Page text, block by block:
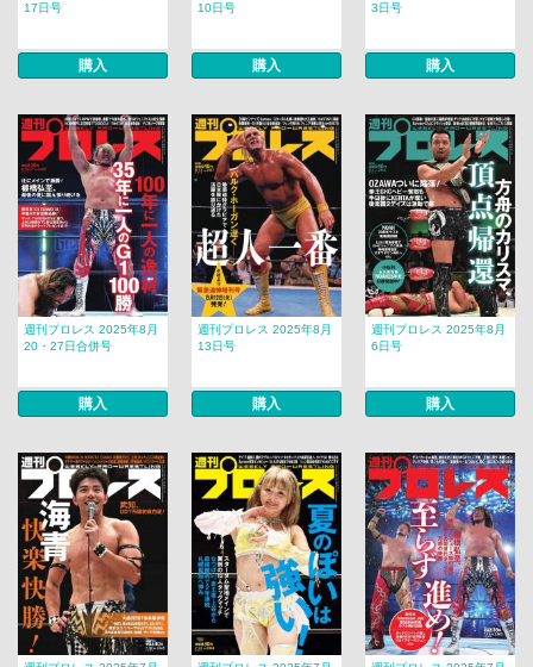
17日号
購入
10日号
購入
3日号
購入
週刊プロレス 2025年8月
20・27日合併号
購入
週刊プロレス 2025年8月
13日号
購入
週刊プロレス 2025年8月
6日号
購入